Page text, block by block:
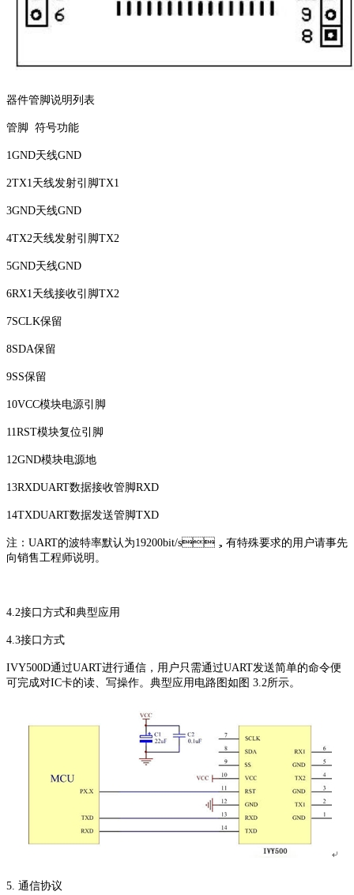
器件管脚说明列表
管脚 符号功能
1GND天线GND
2TX1天线发射引脚TX1
3GND天线GND
4TX2天线发射引脚TX2
5GND天线GND
6RX1天线接收引脚TX2
7SCLK保留
8SDA保留
9SS保留
10VCC模块电源引脚
11RST模块复位引脚
12GND模块电源地
13RXDUART数据接收管脚RXD
14TXDUART数据发送管脚TXD
注：UART的波特率默认为19200bit/s，有特殊要求的用户请事先
向销售工程师说明。
4.2接口方式和典型应用
4.3接口方式
IVY500D通过UART进行通信，用户只需通过UART发送简单的命令便
可完成对IC卡的读、写操作。典型应用电路图如图 3.2所示。
5. 通信协议